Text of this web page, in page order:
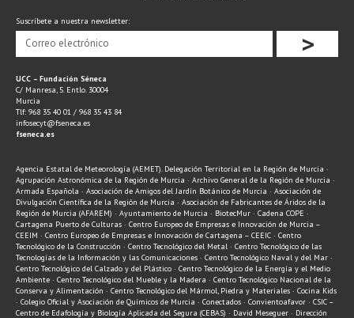
Suscríbete a nuestra newsletter:
>
UCC – Fundación Séneca
C/ Manresa, 5. Entlo. 30004
Murcia
Tlf: 968 35 40 01 / 968 35 43 84
infosecyt@fseneca.es
fseneca.es
Agencia Estatal de Meteorología (AEMET). Delegación Territorial en la Región de Murcia ·
Agrupación Astronómica de la Región de Murcia · Archivo General de la Región de Murcia ·
Armada Española · Asociación de Amigos del Jardín Botánico de Murcia · Asociación de
Divulgación Científica de la Región de Murcia · Asociación de Fabricantes de Áridos de la
Región de Murcia (AFAREM) · Ayuntamiento de Murcia · BiotecMur · Cadena COPE ·
Cartagena Puerto de Culturas · Centro Europeo de Empresas e Innovación de Murcia –
CEEIM · Centro Europeo de Empresas e Innovación de Cartagena – CEEIC · Centro
Tecnológico de la Construcción · Centro Tecnológico del Metal · Centro Tecnológico de las
Tecnologías de la Información y las Comunicaciones · Centro Tecnológico Naval y del Mar ·
Centro Tecnológico del Calzado y del Plástico · Centro Tecnológico de la Energía y el Medio
Ambiente · Centro Tecnológico del Mueble y la Madera · Centro Tecnológico Nacional de la
Conserva y Alimentación · Centro Tecnológico del Mármol, Piedra y Materiales · Cocina Kids
· Colegio Oficial y Asociación de Químicos de Murcia · Conectados · Convientoafavor · CSIC –
Centro de Edafología y Biología Aplicada del Segura (CEBAS) · David Meseguer · Dirección